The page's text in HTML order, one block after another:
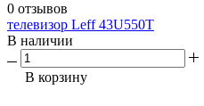
0 отзывов
телевизор Leff 43U550T
В наличии
В корзину